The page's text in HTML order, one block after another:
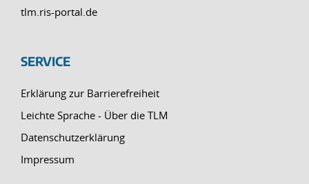
tlm.ris-portal.de
SERVICE
Erklärung zur Barrierefreiheit
Leichte Sprache - Über die TLM
Datenschutzerklärung
Impressum